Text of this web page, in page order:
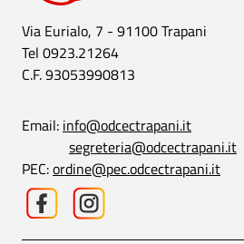
Via Eurialo, 7 - 91100 Trapani
Tel 0923.21264
C.F. 93053990813
Email: info@odcectrapani.it
segreteria@odcectrapani.it
PEC:ordine@pec.odcectrapani.it